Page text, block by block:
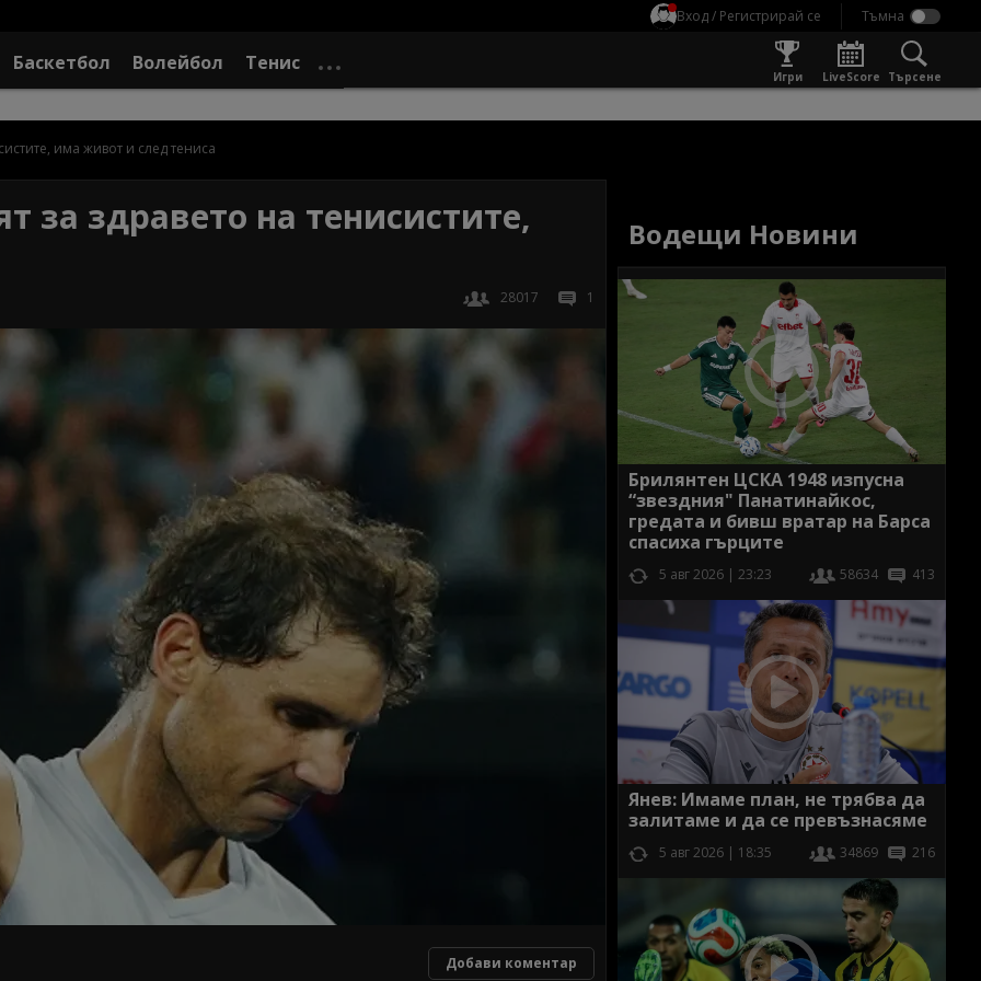
Вход / Регистрирай се
Баскетбол Волейбол Тенис
Игри LiveScore Търсене
има живот и след тениса
за здравето на тенисистите,
28017 1
Добави коментар
Водещи Новини
Брилянтен ЦСКА 1948 изпусна
“звездния" Панатинайкос,
гредата и бивш вратар на Барса
спасиха гърците
5 авг 2026 | 23:23 58634 413
Янев: Имаме план, не трябва да
залитаме и да се превъзнасяме
5 авг 2026 | 18:35 34869 216